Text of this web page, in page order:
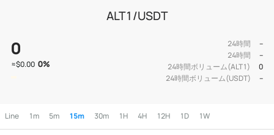
ALT1/USDT
0
≈$0.00 0%
24時間
--
24時間
--
24時間ボリューム(ALT1)
0
24時間ボリューム(USDT)
--
Line 1m 5m 15m 30m 1H 4H 12H 1D 1W